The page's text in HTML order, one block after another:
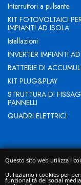
Interruttori a pulsante
KIT FOTOVOLTAICI
IMPIANTI AD ISOLA
Istallazioni
INVERTER IMPIANTI
BATTERIE DI
KIT PLUG&PLAY
STRUTTURA DI
PANNELLI
QUADRI ELETTRICI
VIA ROMA 53 CAP
Questo sito web utilizza i
Utilizziamo i cookies per
funzionalità dei social